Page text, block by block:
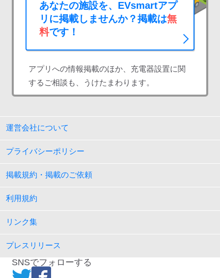
あなたの施設を、EVsmartアプ
リに掲載しませんか？掲載は無
料です！
アプリへの情報掲載のほか、充電器設置に関
するご相談も、うけたまわります。
運営会社について
プライバシーポリシー
掲載規約・掲載のご依頼
利用規約
リンク集
プレスリリース
SNSでフォローする